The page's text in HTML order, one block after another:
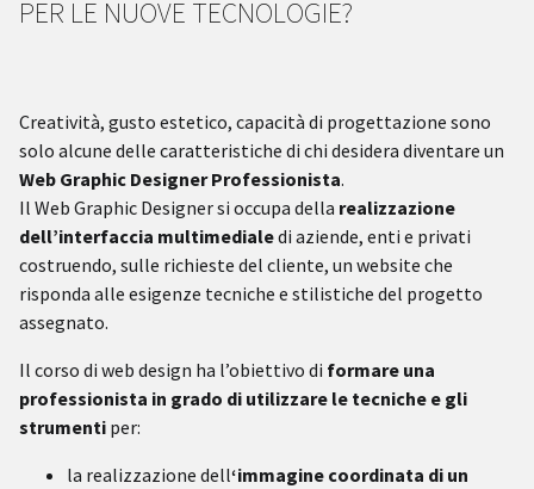
PER LE NUOVE TECNOLOGIE?
Creatività, gusto estetico, capacità di progettazione sono
solo alcune delle caratteristiche di chi desidera diventare un
Web Graphic Designer Professionista.
Il Web Graphic Designersi occupa della realizzazione
dell’interfaccia multimedialedi aziende, enti e privati
costruendo, sulle richieste del cliente, un website che
risponda alle esigenze tecniche e stilistiche del progetto
assegnato.
Il corso di web design ha l’obiettivo di formare una
professionista in grado di utilizzare le tecniche e gli
strumenti per:
la realizzazione dell‘immagine coordinata di un